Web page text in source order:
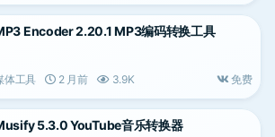
Encoder 2.20.1 MP3编码转换工具
体工具 2 月前 3.9K 免费
5.3.0 YouTube音乐转换器